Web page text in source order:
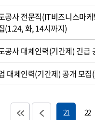
공사 전문직(IT비즈니스마
(1.24, 화, 14시까지)
공사 대체인력(기간제) 긴급
대체인력(기간제) 공개 모집
21 22